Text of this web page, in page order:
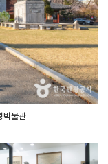
박물관